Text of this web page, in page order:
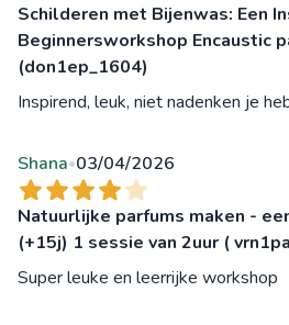
Schilderen met Bijenwas: Een
Beginnersworkshop Encaustic
(don1ep_1604)
Inspirend, leuk, niet nadenken je
Shana•03/04/2026
Natuurlijke parfums maken -
(+15j) 1 sessie van 2uur (
Super leuke en leerrijke workshop